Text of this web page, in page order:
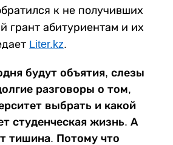
к не получивших
грант абитуриентам и их
Liter.kz.
будут объятия, слезы
разговоры о том,
выбрать и какой
студенческая жизнь. А
тишина. Потому что